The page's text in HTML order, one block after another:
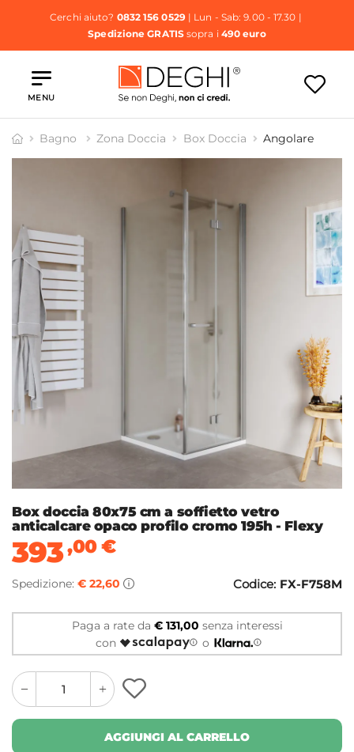
Cerchi aiuto? 0832 156 0529| Lun - Sab: 9.00 - 17.30 |
Spedizione GRATISsopra i 490 euro
MENU
Bagno Zona Doccia Box Doccia Angolare
Box doccia 80x75 cm a soffietto vetro
anticalcare opaco profilo cromo 195h - Flexy
393,00€
Spedizione: € 22,60 Codice: FX-F758M
Paga a rate da € 131,00 senza interessi
con
o
quantity
button
quantity
minus
button
AGGIUNGI AL CARRELLO